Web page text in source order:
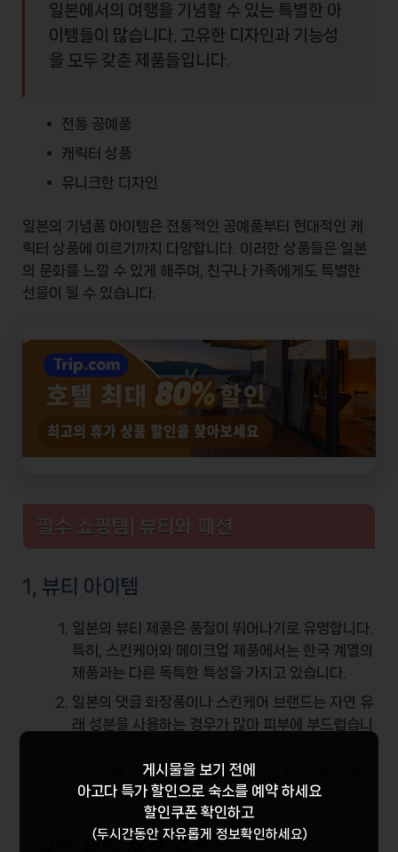
일본에서의 여행을 기념할 수 있는 특별한 아
이템들이 많습니다. 고유한 디자인과 기능성
을 모두 갖춘 제품들입니다.
전통 공예품
캐릭터 상품
유니크한 디자인
일본의 기념품 아이템은 전통적인 공예품부터 현대적인 캐
릭터 상품에 이르기까지 다양합니다. 이러한 상품들은 일본
의 문화를 느낄 수 있게 해주며, 친구나 가족에게도 특별한
선물이 될 수 있습니다.
필수 쇼핑템| 뷰티와 패션
1, 뷰티 아이템
일본의 뷰티 제품은 품질이 뛰어나기로 유명합니다.
특히, 스킨케어와 메이크업 제품에서는 한국 계열의
제품과는 다른 독특한 특성을 가지고 있습니다.
일본의 댓글 화장품이나 스킨케어 브랜드는 자연 유
래 성분을 사용하는 경우가 많아 피부에 부드럽습니
마스크팩, 에센스, 세럼 구입 시에는 항상 면세 혜택
을 고려하는 것이 좋습니다.
일본 뷰티 제품 추천
게시물을 보기 전에
아고다 특가 할인으로 숙소를 예약 하세요
할인쿠폰 확인하고
(두시간동안 자유롭게 정보확인하세요)